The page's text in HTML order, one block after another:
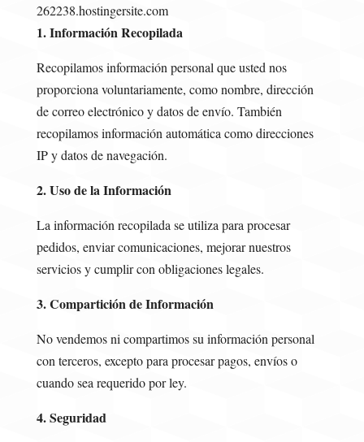
262238.hostingersite.com
1. Información Recopilada
Recopilamos información personal que usted nos
proporciona voluntariamente, como nombre, dirección
de correo electrónico y datos de envío. También
recopilamos información automática como direcciones
IP y datos de navegación.
2. Uso de la Información
La información recopilada se utiliza para procesar
pedidos, enviar comunicaciones, mejorar nuestros
servicios y cumplir con obligaciones legales.
3. Compartición de Información
No vendemos ni compartimos su información personal
con terceros, excepto para procesar pagos, envíos o
cuando sea requerido por ley.
4. Seguridad